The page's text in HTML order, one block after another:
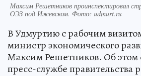
Максим Решетников проинспектировал
ОЭЗ под Ижевском. Фото: udmurt.ru
В Удмуртию с рабочим
министр экономического
Максим Решетников. Об этом
пресс-службе правительства